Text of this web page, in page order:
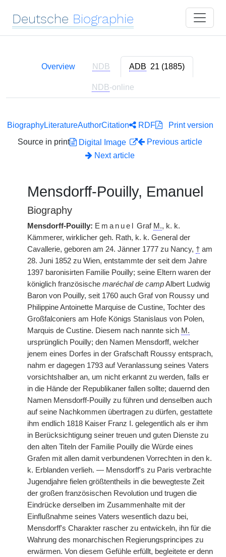
Deutsche Biographie
Overview NDB ADB 21 (1885)
NDB-online
BiographyLiteratureAuthorCitation RDF
Print version
Source in print
Digital Image
Previous article
Next article
Mensdorff-Pouilly, Emanuel
Biography
Mensdorff-Pouilly: Emanuel Graf M., k. k.
Kämmerer, wirklicher geh. Rath, k. k. General der
Cavallerie, geboren am 24. Jänner 1777 zu Nancy, † am
28. Juni 1852 zu Wien, entstammte der seit dem Jahre
1397 baronisirten Familie Pouilly; seine Eltern waren der
königlich französische maréchal de campAlbert Ludwig
Baron von Pouilly, seit 1760 auch Graf von Roussy und
Philippine Antoinette Marquise de Custine, Tochter des
Großfalconiers am Hofe Königs Stanislaus von Polen,
Marquis de Custine. Diesem nach nannte sich M.
ursprünglich Pouilly; den Namen Mensdorff, welcher
jenem eines Dorfes in der Grafschaft Roussy entsprach,
nahm er dagegen 1793 auf Veranlassung seines Vaters
vorsichtshalber an, um nicht erkannt zu werden, falls er
in die Hände der Republikaner fallen sollte; dauernd den
Namen Mensdorff-Pouilly zu führen und denselben auch
auf seine Nachkommen übertragen zu dürfen, gestattete
ihm endlich 1818 Kaiser Franz I. gelegentlich als er ihm
in Berücksichtigung seiner treuen und guten Dienste zu
den alten Titeln der Familie Pouilly die Würde eines
Grafen mit allen damit verbundenen Vorrechten in den k.
k. Erblanden verlieh. — Mensdorff's zu Paris verbrachte
Jugendjahre fielen größtentheils in die bewegteste Zeit
der großen französischen Revolution und trugen die
Eindrücke derselben im Zusammenhalte mit der
Einflußnahme seines Vaters wesentlich dazu bei,
Mensdorff's Charakter rascher zu entwickeln, ihn für die
Wahrung des monarchischen Regierungsprincipes zu
erwärmen. Von diesem Gefühle erfüllt, begleitete er denn